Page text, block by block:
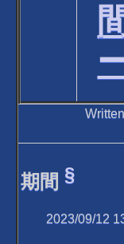
期間§
2023/09/12